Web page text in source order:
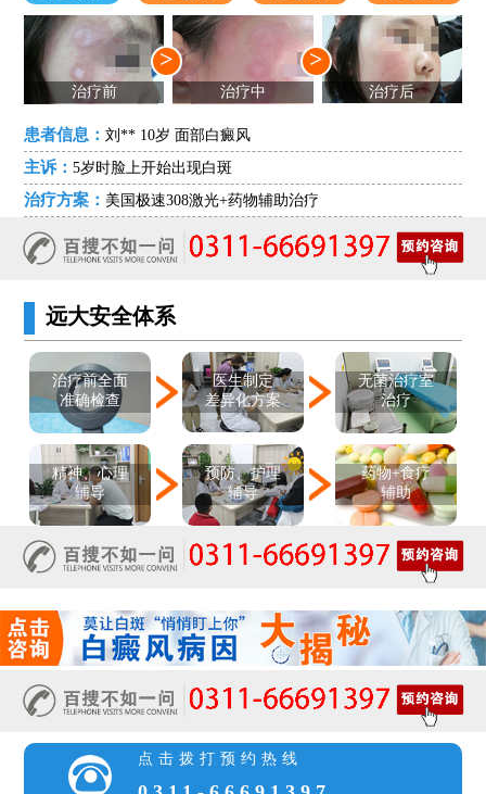
治疗前
>
治疗中
>
治疗后
患者信息：刘** 10岁 面部白癜风
主诉：5岁时脸上开始出现白斑
治疗方案： 美国极速308激光+药物辅助治疗
远大安全体系
治疗前全面
准确检查
医生制定
差异化方案
无菌治疗室
治疗
精神、心理
辅导
预防、护理
辅导
药物+食疗
辅助
点击拨打预约热线